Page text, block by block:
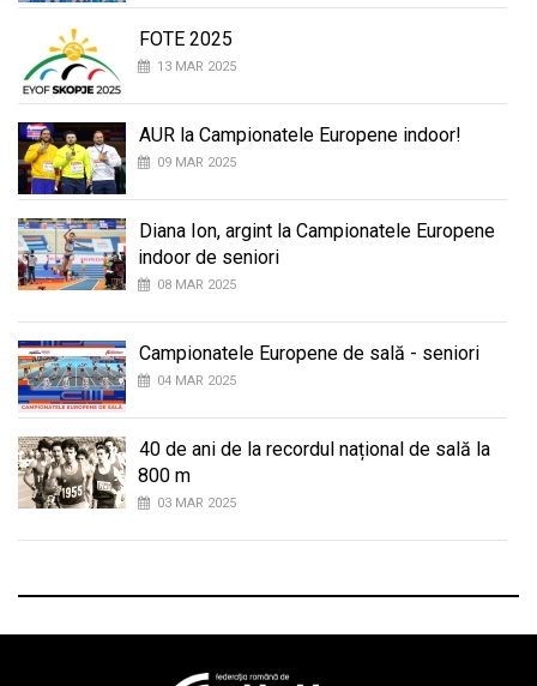
FOTE 2025
13 MAR 2025
AUR la Campionatele Europene indoor!
09 MAR 2025
Diana Ion, argint la Campionatele Europene
indoor de seniori
08 MAR 2025
Campionatele Europene de sală - seniori
04 MAR 2025
40 de ani de la recordul național de sală la
800 m
03 MAR 2025